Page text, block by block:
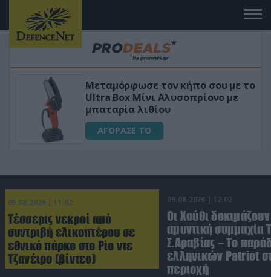
σου με το
με
«Μαγική» φόρμουλα
για αύξηση της λίμπιντο
ΑΓΟΡΑΣΕ ΤΟ
09.08.2026 | 11:02
Τέσσερις νεκροί από
συντριβή ελικοπτέρου σε
εθνικό πάρκο στο Ρίο ντε
Τζανέιρο (βίντεο)
09.08.2026 | 12:02
Οι Χούθι
αμυντική συμμαχία
Σ.Αραβίας – Το
ελληνικών Patriot
περιοχή